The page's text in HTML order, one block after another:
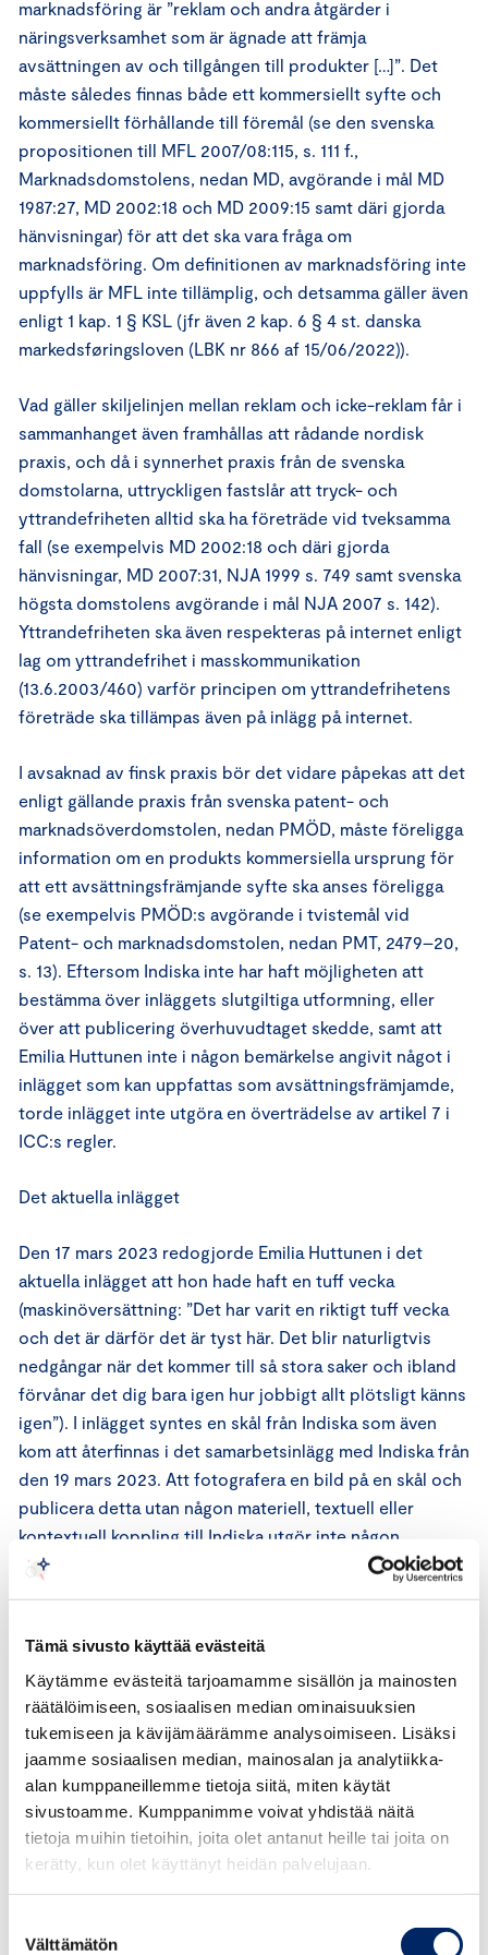
Tämä sivusto käyttää evästeitä
Käytämme evästeitä tarjoamamme sisällön ja mainosten
räätälöimiseen, sosiaalisen median ominaisuuksien
tukemiseen ja kävijämäärämme analysoimiseen. Lisäksi
jaamme sosiaalisen median, mainosalan ja analytiikka-
alan kumppaneillemme tietoja siitä, miten käytät
sivustoamme. Kumppanimme voivat yhdistää näitä
tietoja muihin tietoihin, joita olet antanut heille tai joita on
kerätty, kun olet käyttänyt heidän palvelujaan.
valinta
Välttämätön
marknadsföring är ”reklam och andra åtgärder i
näringsverksamhet som är ägnade att främja
avsättningen av och tillgången till produkter […]”. Det
måste således finnas både ett kommersiellt syfte och
kommersiellt förhållande till föremål (se den svenska
propositionen till MFL 2007/08:115, s. 111 f.,
Marknadsdomstolens, nedan MD, avgörande i mål MD
1987:27, MD 2002:18 och MD 2009:15 samt däri gjorda
hänvisningar) för att det ska vara fråga om
marknadsföring. Om definitionen av marknadsföring inte
uppfylls är MFL inte tillämplig, och detsamma gäller även
enligt 1 kap. 1 § KSL (jfr även 2 kap. 6 § 4 st. danska
markedsføringsloven (LBK nr 866 af 15/06/2022)).
Vad gäller skiljelinjen mellan reklam och icke-reklam får i
sammanhanget även framhållas att rådande nordisk
praxis, och då i synnerhet praxis från de svenska
domstolarna, uttryckligen fastslår att tryck- och
yttrandefriheten alltid ska ha företräde vid tveksamma
fall (se exempelvis MD 2002:18 och däri gjorda
hänvisningar, MD 2007:31, NJA 1999 s. 749 samt svenska
högsta domstolens avgörande i mål NJA 2007 s. 142).
Yttrandefriheten ska även respekteras på internet enligt
lag om yttrandefrihet i masskommunikation
(13.6.2003/460) varför principen om yttrandefrihetens
företräde ska tillämpas även på inlägg på internet.
I avsaknad av finsk praxis bör det vidare påpekas att det
enligt gällande praxis från svenska patent- och
marknadsöverdomstolen, nedan PMÖD, måste föreligga
information om en produkts kommersiella ursprung för
att ett avsättningsfrämjande syfte ska anses föreligga
(se exempelvis PMÖD:s avgörande i tvistemål vid
Patent- och marknadsdomstolen, nedan PMT, 2479–20,
s. 13). Eftersom Indiska inte har haft möjligheten att
bestämma över inläggets slutgiltiga utformning, eller
över att publicering överhuvudtaget skedde, samt att
Emilia Huttunen inte i någon bemärkelse angivit något i
inlägget som kan uppfattas som avsättningsfrämjamde,
torde inlägget inte utgöra en överträdelse av artikel 7 i
ICC:s regler.
Det aktuella inlägget
Den 17 mars 2023 redogjorde Emilia Huttunen i det
aktuella inlägget att hon hade haft en tuff vecka
(maskinöversättning: ”Det har varit en riktigt tuff vecka
och det är därför det är tyst här. Det blir naturligtvis
nedgångar när det kommer till så stora saker och ibland
förvånar det dig bara igen hur jobbigt allt plötsligt känns
igen”). I inlägget syntes en skål från Indiska som även
kom att återfinnas i det samarbetsinlägg med Indiska från
den 19 mars 2023. Att fotografera en bild på en skål och
publicera detta utan någon materiell, textuell eller
kontextuell koppling till Indiska utgör inte någon
rekommendation eller recension av Indiskas skålar eller
Indiskas produkter eller Indiska som bolag, inlägget kan
därför inte sägas ha något kommersiellt eller
avsättningsfrämjande syfte (jfr MD 2005:18 och MD
2007:31). Det ifrågavarande inlägget ingår vidare inte i
något samarbete, uppdrag, överenskommelse eller
liknande mellan parterna. Inte heller har det ställts upp
några direkta eller indirekta krav på att Emilia Huttunen
skulle skriva om produkten eller bolaget. Inlägget har
med andra ord inte heller någon kommersiell natur (jfr